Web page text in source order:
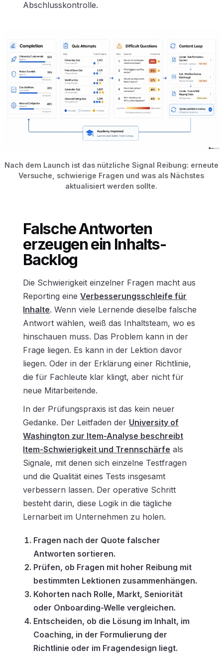
Abschlusskontrolle.
Nach dem Launch ist das nützliche Signal Reibung: erneute
Versuche, schwierige Fragen und was als Nächstes
aktualisiert werden sollte.
Falsche Antworten
erzeugen ein Inhalts-
Backlog
Die Schwierigkeit einzelner Fragen macht aus
Reporting eineVerbesserungsschleife für
Inhalte. Wenn viele Lernende dieselbe falsche
Antwort wählen, weiß das Inhaltsteam, wo es
hinschauen muss. Das Problem kann in der
Frage liegen. Es kann in der Lektion davor
liegen. Oder in der Erklärung einer Richtlinie,
die für Fachleute klar klingt, aber nicht für
neue Mitarbeitende.
In der Prüfungspraxis ist das kein neuer
Gedanke. Der Leitfaden der University of
Washington zur Item-Analyse beschreibt
Item-Schwierigkeit und Trennschärfe als
Signale, mit denen sich einzelne Testfragen
und die Qualität eines Tests insgesamt
verbessern lassen. Der operative Schritt
besteht darin, diese Logik in die tägliche
Lernarbeit im Unternehmen zu holen.
Fragen nach der Quote falscher
Antworten sortieren.
Prüfen, ob Fragen mit hoher Reibung mit
bestimmten Lektionen zusammenhängen.
Kohorten nach Rolle, Markt, Seniorität
oder Onboarding-Welle vergleichen.
Entscheiden, ob die Lösung im Inhalt, im
Coaching, in der Formulierung der
Richtlinie oder im Fragendesign liegt.